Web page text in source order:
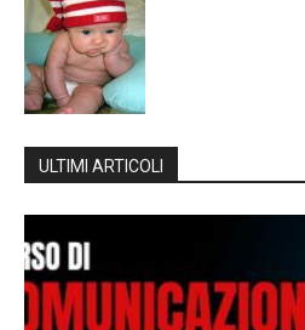
ULTIMI ARTICOLI